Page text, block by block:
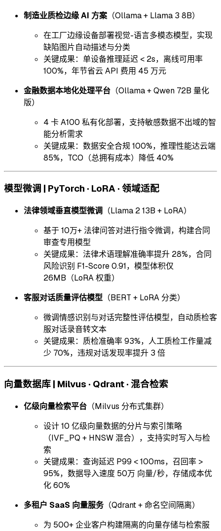
制造业质检边缘 AI 方案 （Ollama + Llama 3 8B）
在工厂边缘设备部署视觉-语言多模态模型，实现
缺陷图片自动描述与分类
关键成果：单设备推理延迟 < 2s，离线可用率
100%，年节省云 API 费用 45 万元
金融数据本地化处理平台 （Ollama + Qwen 72B 量化
版）
4 卡 A100 私有化部署，支持敏感数据不出域的智
能分析需求
关键成果：数据安全合规 100%，推理性能达云端
85%，TCO（总拥有成本）降低 40%
模型微调 | PyTorch · LoRA · 领域适配
法律领域垂直模型微调 （Llama 2 13B + LoRA）
基于 10万+ 法律问答对进行指令微调，构建合同
审查专用模型
关键成果：法律术语理解准确率提升 28%，合同
风险识别 F1-Score 0.91，模型体积仅
26MB（LoRA 权重）
客服对话质量评估模型 （BERT + LoRA 分类）
微调情感识别与对话完整性评估模型，自动质检客
服对话录音转文本
关键成果：质检准确率 93%，人工质检工作量减
少 70%，违规对话发现率提升 3 倍
向量数据库 | Milvus · Qdrant · 混合检索
亿级向量检索平台 （Milvus 分布式集群）
设计 10 亿级向量数据的分片与索引策略
（IVF_PQ + HNSW 混合），支持实时写入与检
索
关键成果：查询延迟 P99 < 100ms，召回率 >
95%，数据导入速度 50万 向量/秒，存储成本优
化 60%
多租户 SaaS 向量服务（Qdrant + 命名空间隔离）
为 500+ 企业客户构建隔离的向量存储与检索服